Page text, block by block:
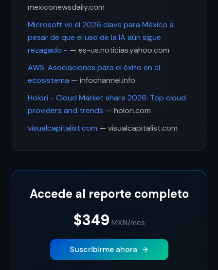
mexiconewsdaily.com
Microsoft ve el 2026 clave para México a
pesar de que el uso de la IA aún sigue
rezagado - — es-us.noticias.yahoo.com
AWS: Asociaciones para el éxito en el
ecosistema — infochannel.info
Holori - Cloud Market share 2026: Top cloud
providers and trends — holori.com
visualcapitalist.com — visualcapitalist.com
Accede al reporte completo
$349 MXN/mes
Suscribirme ahora